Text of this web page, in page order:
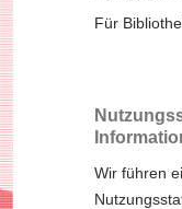
Für
Wir führen